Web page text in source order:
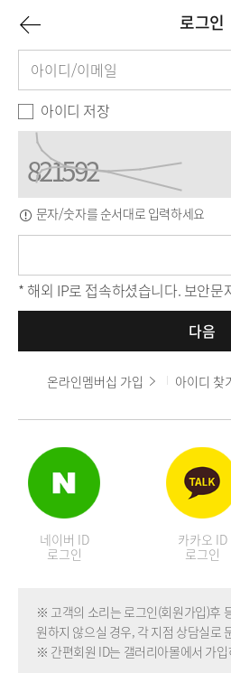
로그인
이
전
페
이
지
로
디
비
밀
호
아이디 저장
보
안
자
문자/숫자를 순서대로 입력하세요
* 해외 IP로 접속하셨습니다. 보안문
다음
온라인멤버십 가입 아이디 찾
네이버 ID
로그인
카카오 ID
로그인
※ 고객의 소리는 로그인(회원가입)후
원하지 않으실 경우, 각 지점 상담실로
※ 간편회원 ID는 갤러리아몰에서 가